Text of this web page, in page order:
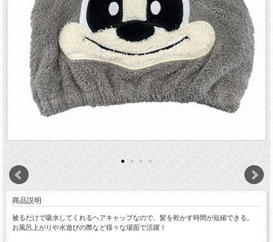
商品説明
被るだけで吸水してくれるヘアキャップなので、髪を乾かす時間が短縮できる。
お風呂上がりや水遊びの際など様々な場面で活躍！